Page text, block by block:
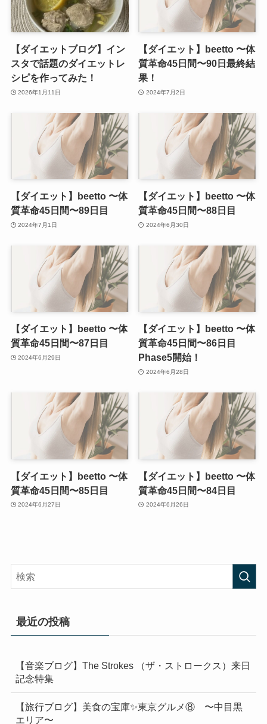
【ダイエットブログ】イン
スタで話題のダイエットレ
シピを作ってみた！
2026年1月11日
【ダイエット】beetto 〜体
質革命45日間〜90日最終結
果！
2024年7月2日
【ダイエット】beetto 〜体
質革命45日間〜89日目
2024年7月1日
【ダイエット】beetto 〜体
質革命45日間〜88日目
2024年6月30日
【ダイエット】beetto 〜体
質革命45日間〜87日目
2024年6月29日
【ダイエット】beetto 〜体
質革命45日間〜86日目
Phase5開始！
2024年6月28日
【ダイエット】beetto 〜体
質革命45日間〜85日目
2024年6月27日
【ダイエット】beetto 〜体
質革命45日間〜84日目
2024年6月26日
最近の投稿
【音楽ブログ】The Strokes （ザ・ストロークス）来日
記念特集
【旅行ブログ】美食の宝庫✨東京グルメ⑧ 〜中目黒
エリア〜